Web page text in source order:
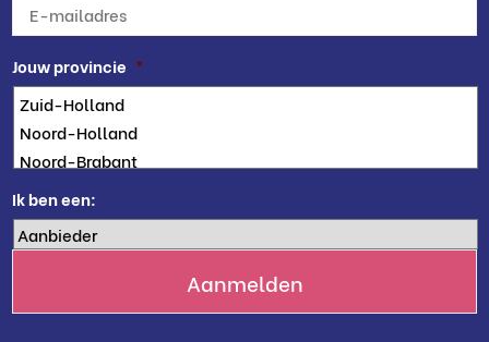
mailadres *
Jouw provincie *
Ik ben een: